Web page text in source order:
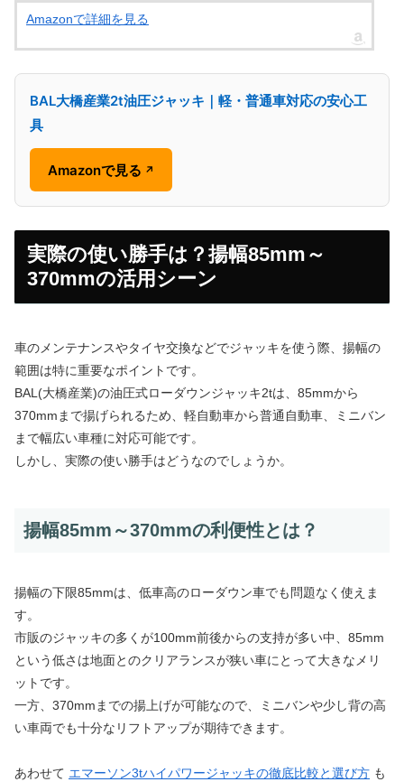
Amazonで詳細を見る
BAL大橋産業2t油圧ジャッキ｜軽・普通車対応の安心工
具
Amazonで見る ↗
実際の使い勝手は？揚幅85mm～
370mmの活用シーン
車のメンテナンスやタイヤ交換などでジャッキを使う際、揚幅の
範囲は特に重要なポイントです。
BAL(大橋産業)の油圧式ローダウンジャッキ2tは、85mmから
370mmまで揚げられるため、軽自動車から普通自動車、ミニバン
まで幅広い車種に対応可能です。
しかし、実際の使い勝手はどうなのでしょうか。
揚幅85mm～370mmの利便性とは？
揚幅の下限85mmは、低車高のローダウン車でも問題なく使えま
す。
市販のジャッキの多くが100mm前後からの支持が多い中、85mm
という低さは地面とのクリアランスが狭い車にとって大きなメリ
ットです。
一方、370mmまでの揚上げが可能なので、ミニバンや少し背の高
い車両でも十分なリフトアップが期待できます。
あわせて エマーソン3tハイパワージャッキの徹底比較と選び方 も